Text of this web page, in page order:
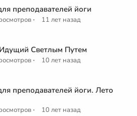
преподавателей йоги
· 11 лет назад
Светлым Путем
· 10 лет назад
преподавателей йоги. Лето
· 10 лет назад